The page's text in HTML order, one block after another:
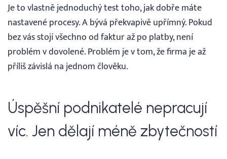
Je to vlastně jednoduchý test toho, jak dobře máte
nastavené procesy. A bývá překvapivě upřímný. Pokud
bez vás stojí všechno od faktur až po platby, není
problém v dovolené. Problém je v tom, že firma je až
příliš závislá na jednom člověku.
Úspěšní podnikatelé nepracují
víc. Jen dělají méně zbytečností